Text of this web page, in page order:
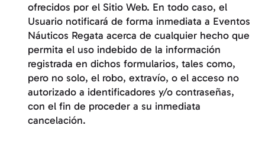
ofrecidos por el Sitio Web. En todo caso, el
Usuario notificará de forma inmediata a Eventos
Náuticos Regata acerca de cualquier hecho que
permita el uso indebido de la información
registrada en dichos formularios, tales como,
pero no solo, el robo, extravío, o el acceso no
autorizado a identificadores y/o contraseñas,
con el fin de proceder a su inmediata
cancelación.